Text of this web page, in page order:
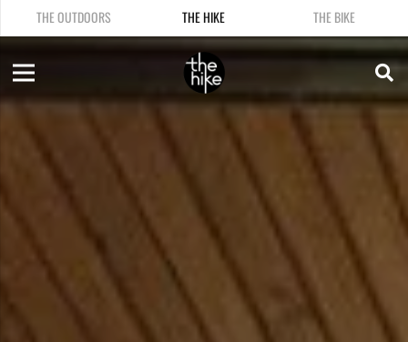
THE OUTDOORS THE HIKE THE BIKE